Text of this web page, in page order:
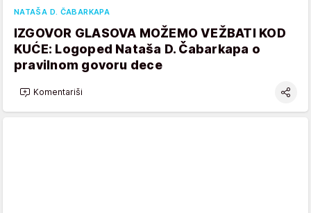
NATAŠA D. ČABARKAPA
IZGOVOR GLASOVA MOŽEMO VEŽBATI KOD
KUĆE: Logoped Nataša D. Čabarkapa o
pravilnom govoru dece
Komentariši